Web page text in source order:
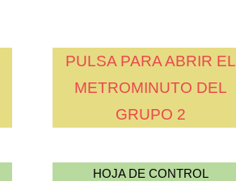
PULSA PARA ABRIR EL
METROMINUTO DEL
GRUPO 2
HOJA DE CONTROL